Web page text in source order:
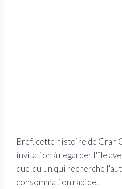
Bref, cette histoire de Gran
invitation à regarder l'île
quelqu'un qui recherche
consommation rapide.